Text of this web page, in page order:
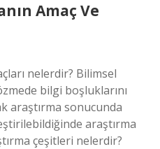
Amaç Ve
nelerdir? Bilimsel
bilgi boşluklarını
araştırma sonucunda
araştırma
çeşitleri nelerdir?